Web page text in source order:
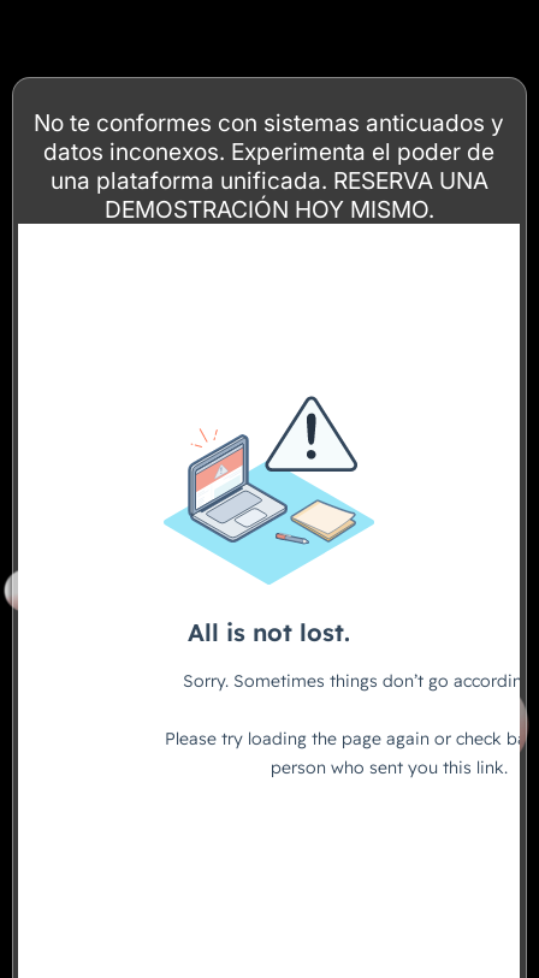
No te conformes con sistemas anticuados y
datos inconexos. Experimenta el poder de
una plataforma unificada. RESERVA UNA
DEMOSTRACIÓN HOY MISMO.